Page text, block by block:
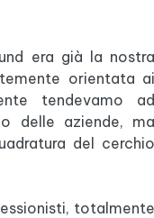
era già la nostra
orientata ai
tendevamo ad
delle aziende, ma
del cerchio
totalmente